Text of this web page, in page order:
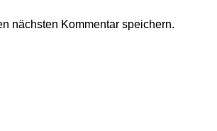
nächsten Kommentar speichern.